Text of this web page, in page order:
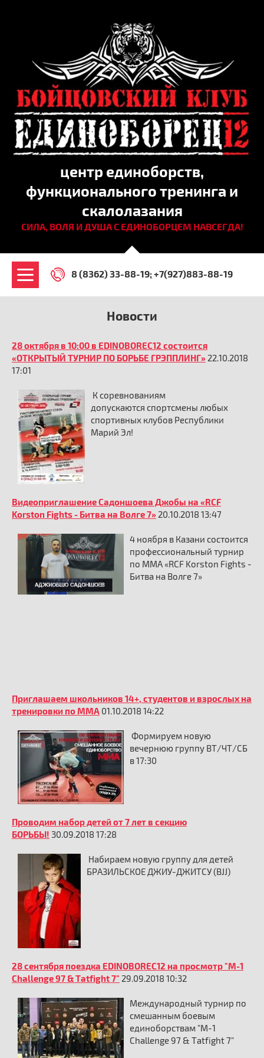
центр единоборств,
функционального тренинга и
скалолазания
СИЛА, ВОЛЯ И ДУША С ЕДИНОБОРЦЕМ НАВСЕГДА!
8 (8362) 33-88-19 +7(927)883-88-19
Новости
28 октября в 10:00 в EDINOBOREC12 состоится
«ОТКРЫТЫЙ ТУРНИР ПО БОРЬБЕ ГРЭППЛИНГ»22.10.2018
17:01
К соревнованиям
допускаются спортсмены любых
спортивных клубов Республики
Марий Эл!
Видеоприглашение Садоншоева Джобы на «RCF
Korston Fights - Битва на Волге 7»20.10.2018 13:47
4 ноября в Казани состоится
профессиональный турнир
по ММА «RCF Korston Fights -
Битва на Волге 7»
Приглашаем школьников 14+, студентов и взрослых на
тренировки по ММА 01.10.2018 14:22
Формируем новую
вечернюю группу ВТ/ЧТ/СБ
в 17:30
Проводим набор детей от 7 лет в секцию
БОРЬБЫ! 30.09.2018 17:28
Набираем новую группу для детей
БРАЗИЛЬСКОЕ ДЖИУ-ДЖИТСУ (BJJ)
28 сентября поездка EDINOBOREC12 на просмотр "M-1
Challenge 97 & Tatfight 7" 29.09.2018 10:32
Международный турнир по
смешанным боевым
единоборствам "M-1
Challenge 97 & Tatfight 7"